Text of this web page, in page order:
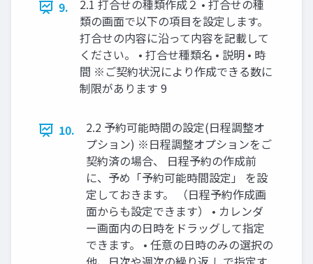
9.
2.1 打合せの種類作成２ • 打合せの種
類の画面で以下の項目を設定します。
打合せの内容に沿って内容を記載して
ください。 • 打合せ種類名 • 説明 • 時
間 ※ご契約状況により作成できる数に
制限があります 9
10.
2.2 予約可能時間の設定(日程調整オ
プション) ※日程調整オプションをご
契約済の場合、 日程予約の作成前
に、予め「予約可能時間設定」 を設
定しておきます。 （日程予約作成画
面からも設定できます） • カレンダ
ー画面内の日時をドラッグして指定
できます。 • 任意の日時のみの選択の